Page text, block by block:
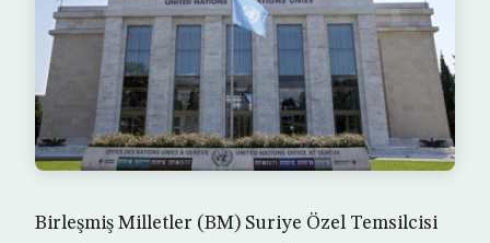
Birleşmiş Milletler (BM) Suriye Özel Temsilcisi